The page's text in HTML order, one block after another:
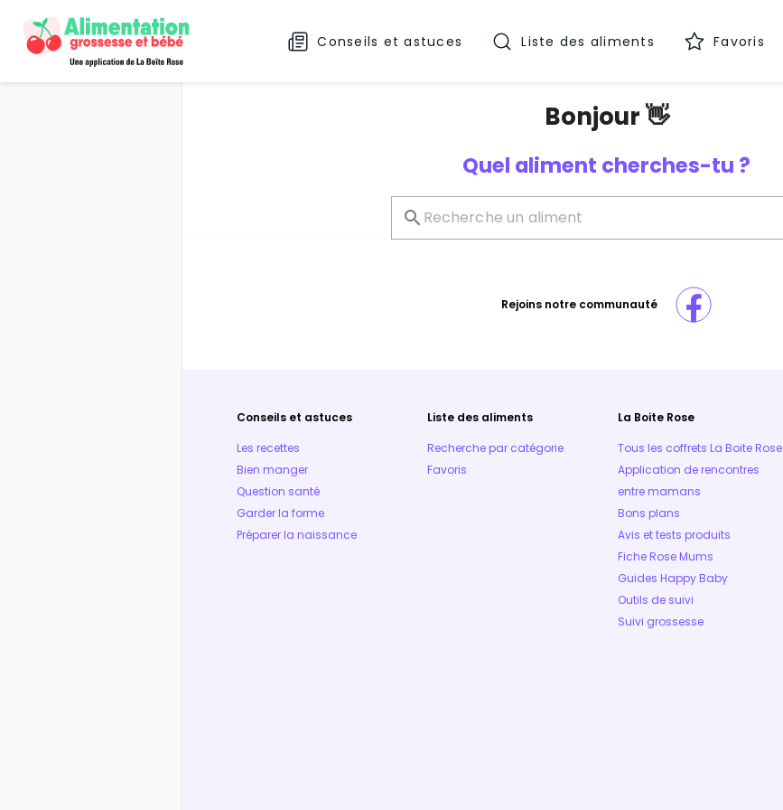
Conseils et astuces Liste des aliments Favoris
Bonjour 👋
Quel aliment cherches-tu ?
Rejoins notre communauté
Conseils et astuces
Les recettes
Bien manger
Question santé
Garder la forme
Préparer la naissance
Liste des aliments
Recherche par catégorie
Favoris
La Boite Rose
Tous les coffrets La Boite Rose
Application de rencontres
entre mamans
Bons plans
Avis et tests produits
Fiche Rose Mums
Guides Happy Baby
Outils de suivi
Suivi grossesse